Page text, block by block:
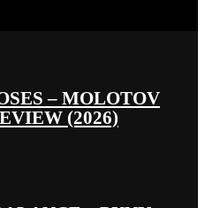
– MOLOTOV
(2026)